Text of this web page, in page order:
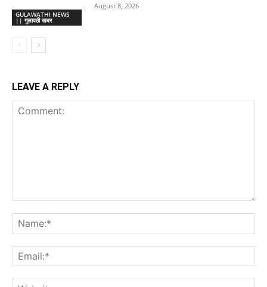
GULAWATHI NEWS
|| गुलावठी खबर
August 8, 2026
LEAVE A REPLY